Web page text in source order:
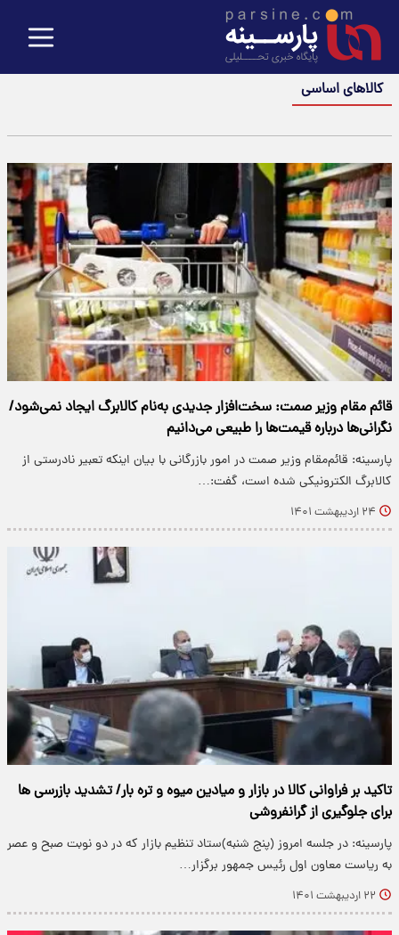
کالاهای اساسی
قائم مقام وزیر صمت: سخت‌افزار جدیدی به‌نام کالابرگ ایجاد نمی‌شود/
نگرانی‌ها درباره قیمت‌ها را طبیعی می‌دانیم
پارسینه: قائم‌مقام وزیر صمت در امور بازرگانی با بیان اینکه تعبیر نادرستی از
کالابرگ الکترونیکی شده است، گفت:…
۲۴ اردیبهشت ۱۴۰۱
تاکید بر فراوانی کالا در بازار و میادین میوه و تره بار/ تشدید بازرسی ها
برای جلوگیری از گرانفروشی
پارسینه: در جلسه امروز (پنج شنبه)ستاد تنظیم بازار که در دو نوبت صبح و عصر
به ریاست معاون اول رئیس‌ جمهور برگزار…
۲۲ اردیبهشت ۱۴۰۱